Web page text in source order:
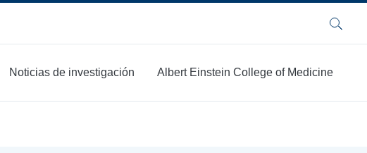
Buscar
Noticias de investigación Albert Einstein College of Medicine